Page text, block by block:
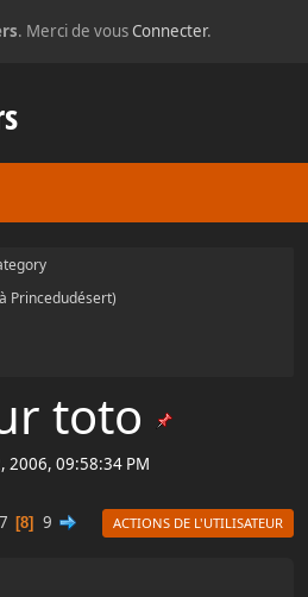
. Merci de vousConnecter.
Princedudésert)
toto
2006, 09:58:34 PM
7 8 9 ACTIONS DE L'UTILISATEUR